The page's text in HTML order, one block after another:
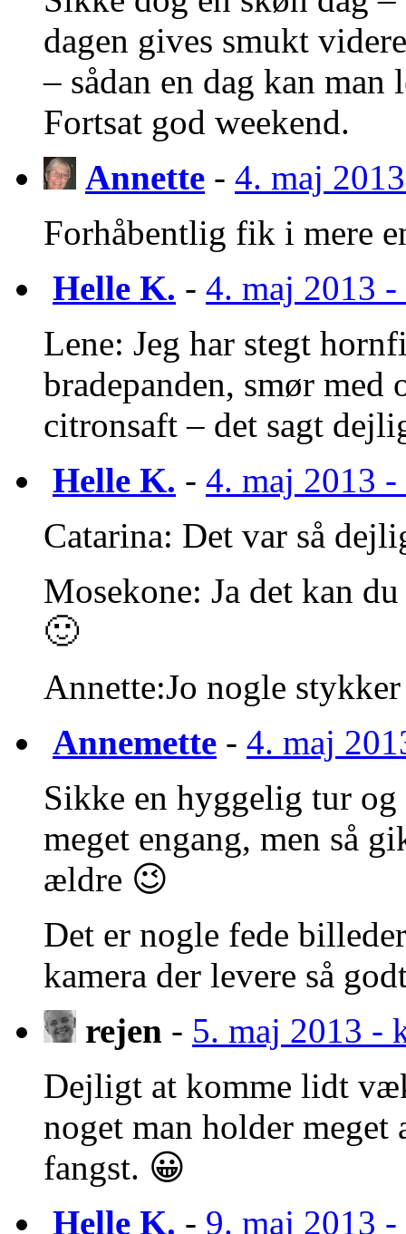
dagen gives smukt
– sådan en dag kan
Fortsat god weekend.
Annette - 4. maj
Forhåbentlig fik i mere
Helle K. - 4. maj 2013
Lene: Jeg har stegt
bradepanden, smør
citronsaft – det sagt
Helle K. - 4. maj 2013
Catarina: Det var så
Mosekone: Ja det kan
🙂
Annette:Jo nogle
Annemette - 4. maj
Sikke en hyggelig tur
meget engang, men så
ældre 😉
Det er nogle fede
kamera der levere så
rejen - 5. maj 2013 -
Dejligt at komme lidt
noget man holder meget
fangst. 😀
Helle K. - 9. maj 2013